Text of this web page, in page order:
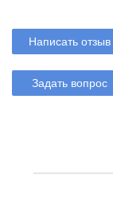
Написать отзыв
Задать вопрос